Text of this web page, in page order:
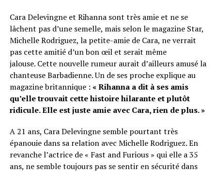
Cara Delevingne et Rihanna sont très amie et ne se
lâchent pas d’une semelle, mais selon le magazine Star,
Michelle Rodriguez, la petite-amie de Cara, ne verrait
pas cette amitié d’un bon œil et serait même
jalouse. Cette nouvelle rumeur aurait d’ailleurs amusé la
chanteuse Barbadienne. Un de ses proche explique au
magazine britannique : « Rihanna a dit à ses amis
qu’elle trouvait cette histoire hilarante et plutôt
ridicule. Elle est juste amie avec Cara, rien de plus. »
A 21 ans, Cara Delevingne semble pourtant très
épanouie dans sa relation avec Michelle Rodriguez. En
revanche l’actrice de « Fast and Furious » qui elle a 35
ans, ne semble toujours pas se sentir en sécurité dans